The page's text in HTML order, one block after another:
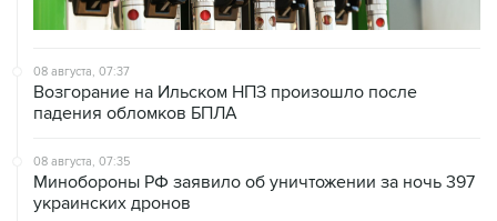
08 августа, 07:37
Возгорание на Ильском НПЗ произошло после
падения обломков БПЛА
08 августа, 07:35
Минобороны РФ заявило об уничтожении за ночь 397
украинских дронов